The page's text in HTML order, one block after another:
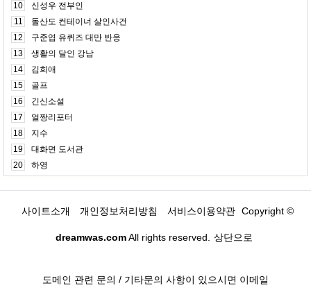
10
신성우 전부인
11
돌산도 컨테이너 살인사건
12
구준엽 유퀴즈 대만 반응
13
생활의 달인 강남
14
김희애
15
골프
16
긴신소설
17
얼짱리포터
18
지수
19
대화면 도서관
20
하영
사이트소개 개인정보처리방침 서비스이용약관 Copyright ©
dreamwas.comAll rights reserved. 상단으로
도메인 관련 문의 / 기타문의 사항이 있으시면 이메일